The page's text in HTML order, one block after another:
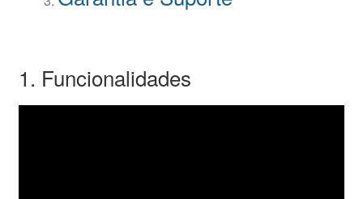
1. Funcionalidades